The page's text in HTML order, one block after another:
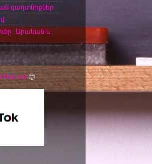
գաղտնիքներ
Արական և
ում😊